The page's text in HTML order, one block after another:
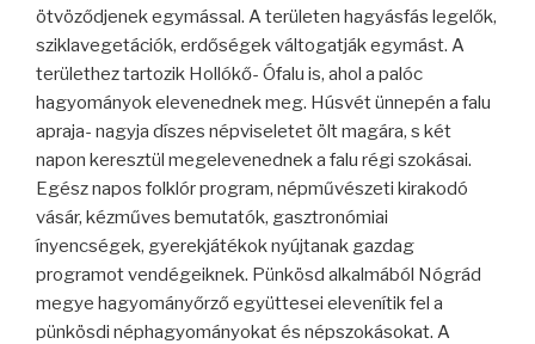
ötvöződjenek egymással. A területen hagyásfás legelők,
sziklavegetációk, erdőségek váltogatják egymást. A
területhez tartozik Hollókő- Ófalu is, ahol a palóc
hagyományok elevenednek meg. Húsvét ünnepén a falu
apraja- nagyja díszes népviseletet ölt magára, s két
napon keresztül megelevenednek a falu régi szokásai.
Egész napos folklór program, népművészeti kirakodó
vásár, kézműves bemutatók, gasztronómiai
ínyencségek, gyerekjátékok nyújtanak gazdag
programot vendégeiknek. Pünkösd alkalmából Nógrád
megye hagyományőrző együttesei elevenítik fel a
pünkösdi néphagyományokat és népszokásokat. A